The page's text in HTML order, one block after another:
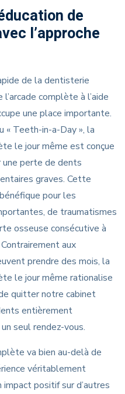
de
l’approche
de la dentisterie
complète à l’aide
une place importante.
« Teeth-in-a-Day », la
le jour même est conçue
perte de dents
graves. Cette
pour les
de traumatismes
osseuse consécutive à
aux
prendre des mois, la
le jour même rationalise
quitter notre cabinet
entièrement
seul rendez-vous.
va bien au-delà de
véritablement
positif sur d’autres